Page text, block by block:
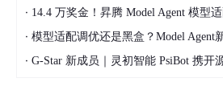
Git 版本控制天然支持回滚
跟 OpenClaw 生态集成紧密，
成本较高
· 14.4 万奖金！昇腾 Model Agent 模型适配
· 模型适配调优还是黑盒？Model Agent新版
· G-Star 新成员｜灵初智能 PsiBot 携开源具身智能